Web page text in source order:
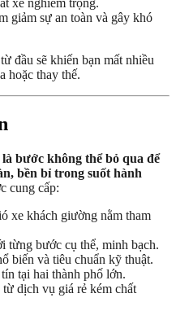
giảm sự an toàn và gây khó
đầu sẽ khiến bạn mất nhiều
hoặc thay thế.
bước không thể bỏ qua để
bền bỉ trong suốt hành
cung cấp:
xe khách giường nằm tham
từng bước cụ thể, minh bạch.
biến và tiêu chuẩn kỹ thuật.
tại hai thành phố lớn.
dịch vụ giá rẻ kém chất